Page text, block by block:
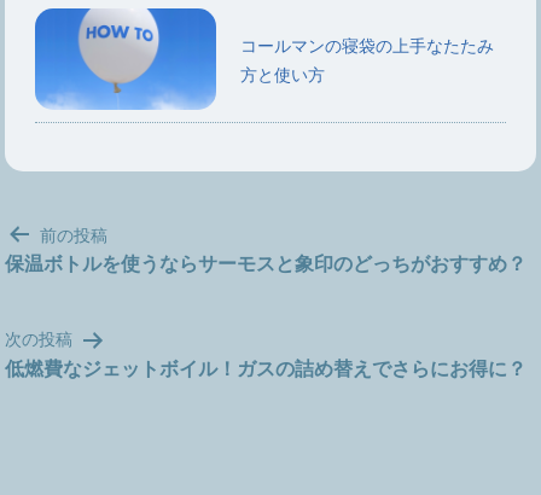
コールマンの寝袋の上手なたたみ
方と使い方
投
稿
ゲ
ー
前の投稿
保温ボトルを使うならサーモスと象印のどっちがおすすめ？
次の投稿
低燃費なジェットボイル！ガスの詰め替えでさらにお得に？